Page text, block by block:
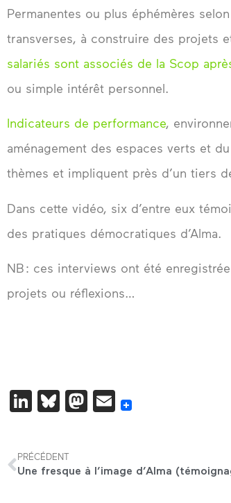
Permanentes ou plus éphémères
transverses, à construire des projets
salariés sont associés de la Scop
ou simple intérêt personnel.
Indicateurs de performance,
aménagement des espaces verts et
thèmes et impliquent près d’un tiers
Dans cette vidéo, six d’entre eux
des pratiques démocratiques d’Alma.
NB : ces interviews ont été
projets ou réflexions…
LinkedIn
Bluesky
Mastodon
Email
PRÉCÉDENT
Une fresque à l’image d’Alma